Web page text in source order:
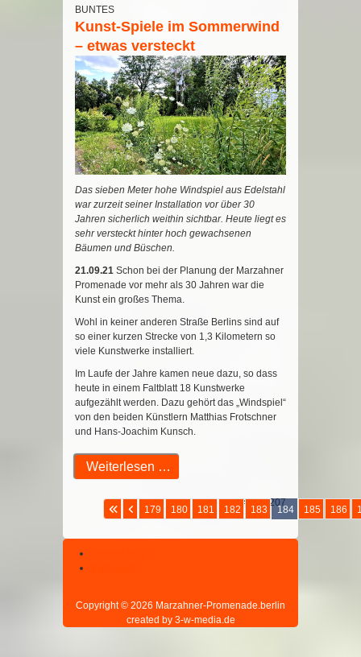
BUNTES
Kunst-Spiele im Sommerwind
– etwas versteckt
Das sieben Meter hohe Windspiel aus Edelstahl
war zurzeit seiner Installation vor über 30
Jahren sicherlich weithin sichtbar. Heute liegt es
sehr versteckt hinter hoch gewachsenen
Bäumen und Büschen.
21.09.21 Schon bei der Planung der Marzahner
Promenade vor mehr als 30 Jahren war die
Kunst ein großes Thema.
Wohl in keiner anderen Straße Berlins sind auf
so einer kurzen Strecke von 1,3 Kilometern so
viele Kunstwerke installiert.
Im Laufe der Jahre kamen neue dazu, so dass
heute in einem Faltblatt 18 Kunstwerke
aufgezählt werden. Dazu gehört das „Windspiel“
von den beiden Künstlern Matthias Frotschner
und Hans-Joachim Kunsch.
Weiterlesen …
Seite 184 von 207
179 180 181 182 183 184 185 186
Copyright © 2026 Marzahner-Promenade.berlin
created by 3-w-media.de